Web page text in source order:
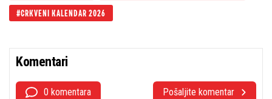
CRKVENI KALENDAR 2026
Komentari
0 komentara Pošaljite komentar